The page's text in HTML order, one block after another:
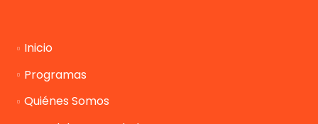
Inicio
Programas
Quiénes Somos